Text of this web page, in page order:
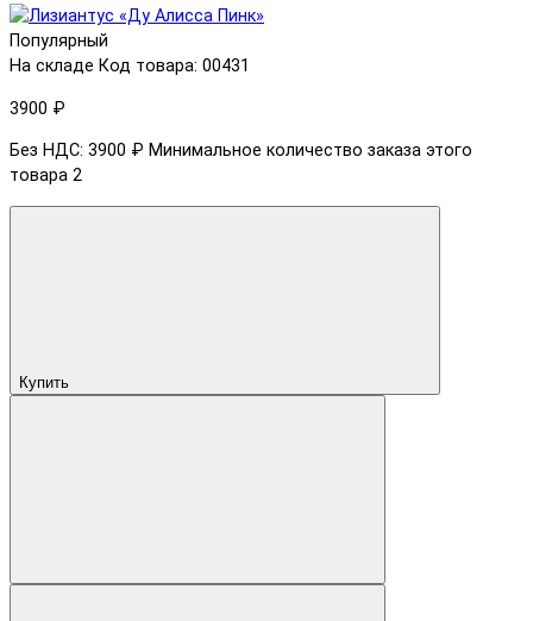
Популярный
На складе Код товара: 00431
3900 ₽
Без НДС: 3900 ₽ Минимальное количество заказа этого
товара 2
Купить